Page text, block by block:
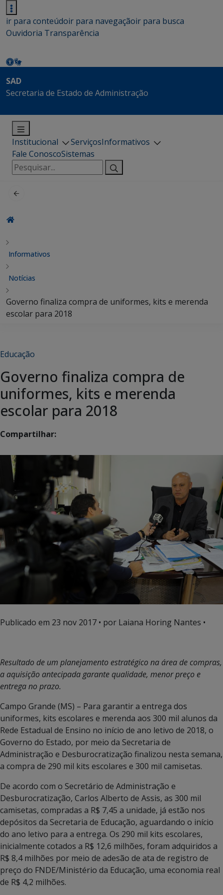
ir para conteúdoir para navegaçãoir para busca
Ouvidoria Transparência
SAD
Secretaria de Estado de Administração
Institucional ServiçosInformativos
Fale ConoscoSistemas
Pesquisar
por:
Informativos
Notícias
Governo finaliza compra de uniformes, kits e merenda
escolar para 2018
Educação
Governo finaliza compra de
uniformes, kits e merenda
escolar para 2018
Compartilhar:
Publicado em 23 nov 2017 • por Laiana Horing Nantes •
Resultado de um planejamento estratégico na área de compras,
a aquisição antecipada garante qualidade, menor preço e
entrega no prazo.
Campo Grande (MS) – Para garantir a entrega dos
uniformes, kits escolares e merenda aos 300 mil alunos da
Rede Estadual de Ensino no início de ano letivo de 2018, o
Governo do Estado, por meio da Secretaria de
Administração e Desburocratização finalizou nesta semana,
a compra de 290 mil kits escolares e 300 mil camisetas.
De acordo com o Secretário de Administração e
Desburocratização, Carlos Alberto de Assis, as 300 mil
camisetas, compradas a R$ 7,45 a unidade, já estão nos
depósitos da Secretaria de Educação, aguardando o início
do ano letivo para a entrega. Os 290 mil kits escolares,
inicialmente cotados a R$ 12,6 milhões, foram adquiridos a
R$ 8,4 milhões por meio de adesão de ata de registro de
preço do FNDE/Ministério da Educação, uma economia real
de R$ 4,2 milhões.